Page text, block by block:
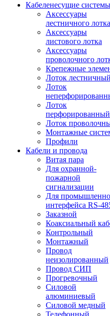
Кабеленесущие системы
Аксессуары
лестничного лотка
Аксессуары
листового лотка
Аксессуары
проволочного
Крепежные
Лоток лестничный
Лоток
Лоток
перфорированный
Лоток
Монтажные
Профили
Кабели и провода
Витая пара
Для охранной-
пожарной
сигнализации
Для
интерфейса RS-
Заказной
Коаксиальный
Контрольный
Монтажный
Провод
неизолированный
Провод СИП
Прогревочный
Силовой
алюминиевый
Силовой медный
Телефонный